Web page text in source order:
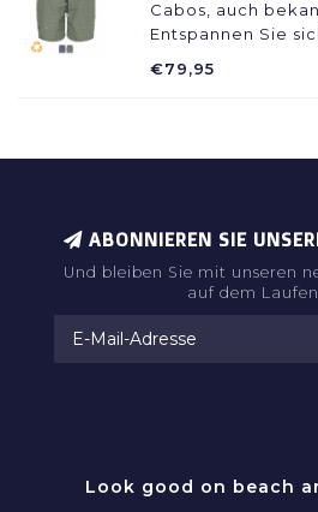
Cabos, auch
Entspannen Sie
€79,95
ABONNIEREN SIE
Und bleiben Sie mit unseren
auf dem
Look good on beach